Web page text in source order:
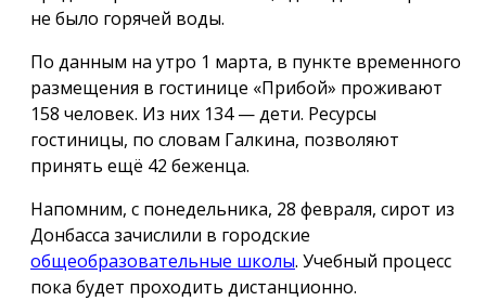
не было горячей воды.
По данным на утро 1 марта, в пункте временного
размещения в гостинице «Прибой» проживают
158 человек. Из них 134 — дети. Ресурсы
гостиницы, по словам Галкина, позволяют
принять ещё 42 беженца.
Напомним, с понедельника, 28 февраля, сирот из
Донбасса зачислили в городские
общеобразовательные школы. Учебный процесс
пока будет проходить дистанционно.